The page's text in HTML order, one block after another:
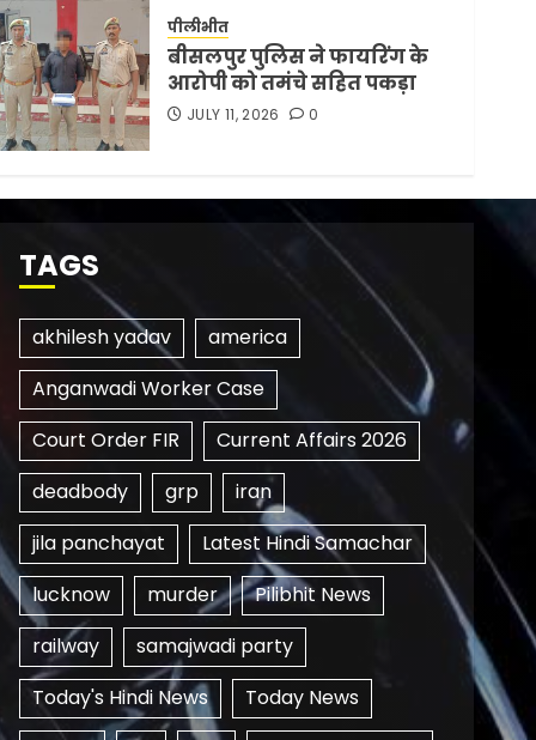
पीलीभीत
बीसलपुर पुलिस ने फायरिंग के
आरोपी को तमंचे सहित पकड़ा
JULY 11, 2026 0
TAGS
akhilesh yadav
america
Anganwadi Worker Case
Court Order FIR
Current Affairs 2026
deadbody
grp
iran
jila panchayat
Latest Hindi Samachar
lucknow
murder
Pilibhit News
railway
samajwadi party
Today's Hindi News
Today News